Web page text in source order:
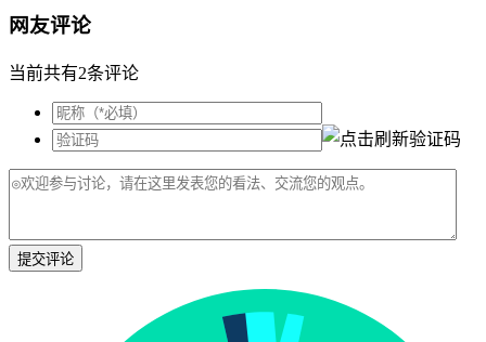
网友评论
当前共有2条评论
提交评论